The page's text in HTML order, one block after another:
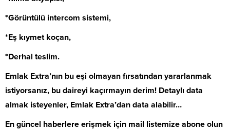
*Görüntülü intercom sistemi,
*Eş kıymet koçan,
*Derhal teslim.
Emlak Extra’nın bu eşi olmayan fırsatından yararlanmak
istiyorsanız, bu daireyi kaçırmayın derim! Detaylı data
almak isteyenler, Emlak Extra’dan data alabilir…
En güncel haberlere erişmek için mail listemize abone olun